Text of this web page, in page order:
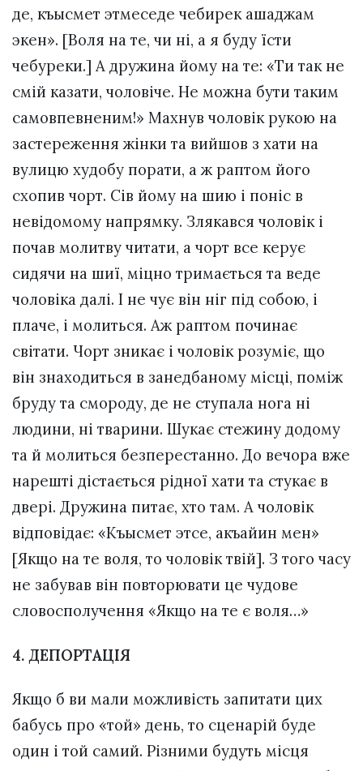
де, къысмет этмеседе чебирек ашаджам
экен». [Воля на те, чи ні, а я буду їсти
чебуреки.] А дружина йому на те: «Ти так не
смій казати, чоловіче. Не можна бути таким
самовпевненим!» Махнув чоловік рукою на
застереження жінки та вийшов з хати на
вулицю худобу порати, а ж раптом його
схопив чорт. Сів йому на шию і поніс в
невідомому напрямку. Злякався чоловік і
почав молитву читати, а чорт все керує
сидячи на шиї, міцно тримається та веде
чоловіка далі. І не чує він ніг під собою, і
плаче, і молиться. Аж раптом починає
світати. Чорт зникає і чоловік розуміє, що
він знаходиться в занедбаному місці, поміж
бруду та смороду, де не ступала нога ні
людини, ні тварини. Шукає стежину додому
та й молиться безперестанно. До вечора вже
нарешті дістається рідної хати та стукає в
двері. Дружина питає, хто там. А чоловік
відповідає: «Къысмет этсе, акъайин мен»
[Якщо на те воля, то чоловік твій]. З того часу
не забував він повторювати це чудове
словосполучення «Якщо на те є воля…»
4. ДЕПОРТАЦІЯ
Якщо б ви мали можливість запитати цих
бабусь про «той» день, то сценарій буде
один і той самий. Різними будуть місця